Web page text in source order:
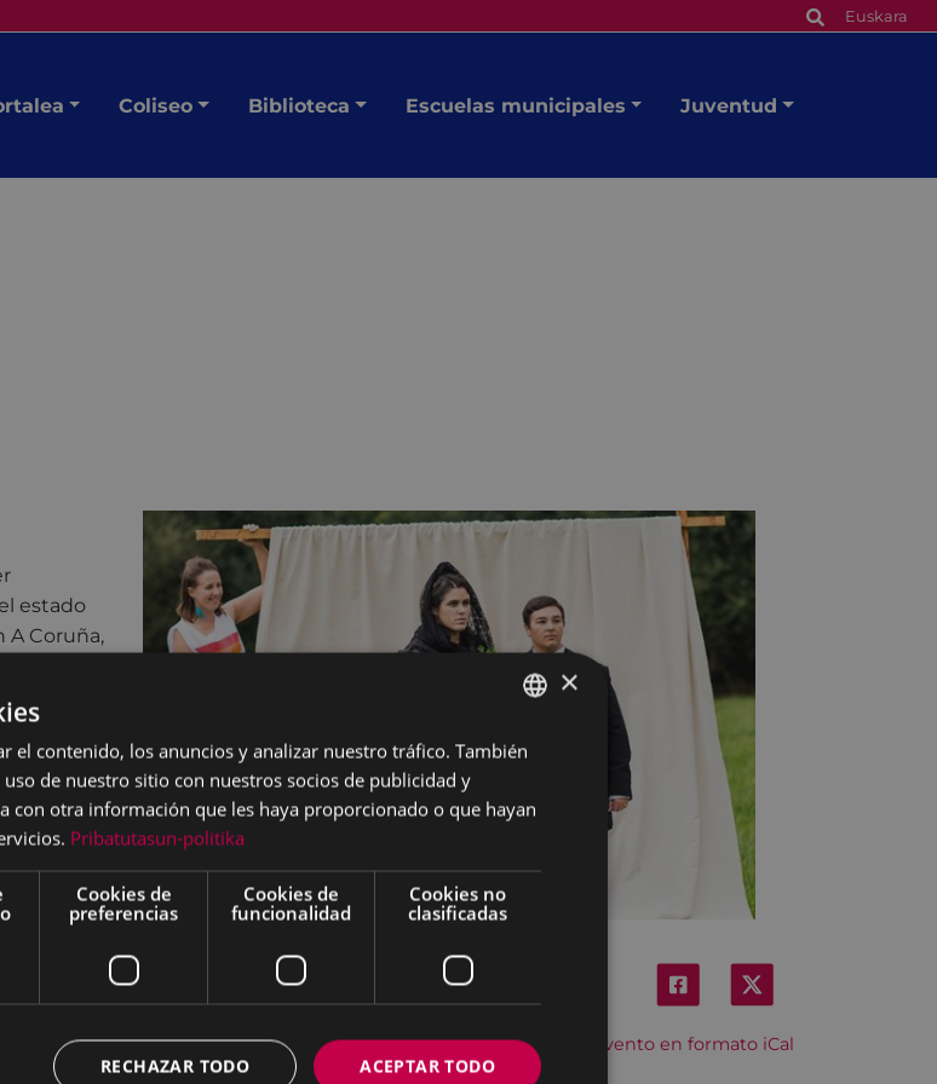
Euskara
Coliseo Biblioteca Escuelas municipales Juventud
Descargar el evento en formato iCal
estado
A Coruña,
suceso
‘Elisa y
y música
con los
Ciudad
y
pie al
(sin
BASQUE
×
el contenido, los anuncios y analizar nuestro tráfico. También
de nuestro sitio con nuestros socios de publicidad y
con otra información que les haya proporcionado o que hayan
Pribatutasun-politika
Cookies de
preferencias
Cookies de
funcionalidad
Cookies no
clasificadas
ACEPTAR TODO
RECHAZAR TODO